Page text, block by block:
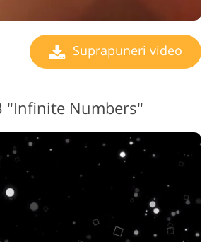
Suprapuneri video
"Infinite Numbers"